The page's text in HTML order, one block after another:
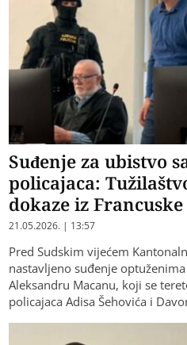
Suđenje za ubistvo
policajaca:
dokaze iz Francuske
21.05.2026. | 13:57
Pred Sudskim vijećem
nastavljeno suđenje
Aleksandru Macanu, koji se
policajaca Adisa Šehovića i